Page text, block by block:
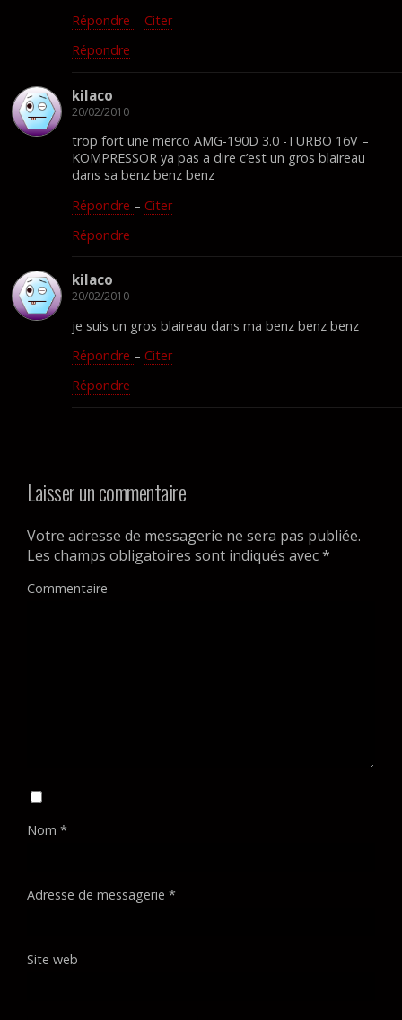
Répondre – Citer
Répondre
kilaco
20/02/2010
trop fort une merco AMG-190D 3.0 -TURBO 16V –
KOMPRESSOR ya pas a dire c’est un gros blaireau
dans sa benz benz benz
Répondre – Citer
Répondre
kilaco
20/02/2010
je suis un gros blaireau dans ma benz benz benz
Répondre – Citer
Répondre
Laisser un commentaire
Votre adresse de messagerie ne sera pas publiée.
Les champs obligatoires sont indiqués avec*
Commentaire
Nom *
Adresse de messagerie *
Site web